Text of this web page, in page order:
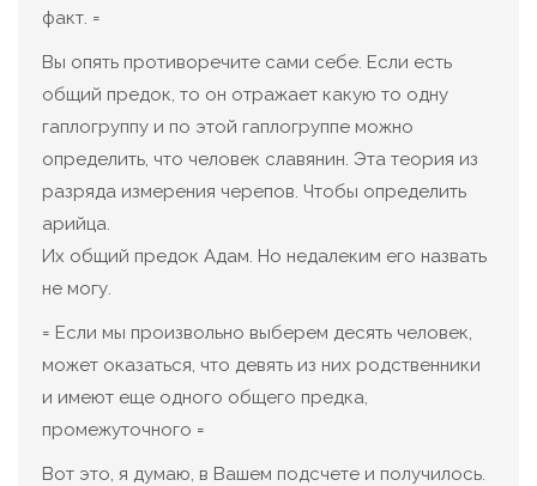
факт. =
Вы опять противоречите сами себе. Если есть
общий предок, то он отражает какую то одну
гаплогруппу и по этой гаплогруппе можно
определить, что человек славянин. Эта теория из
разряда измерения черепов. Чтобы определить
арийца.
Их общий предок Адам. Но недалеким его назвать
не могу.
= Если мы произвольно выберем десять человек,
может оказаться, что девять из них родственники
и имеют еще одного общего предка,
промежуточного =
Вот это, я думаю, в Вашем подсчете и получилось.